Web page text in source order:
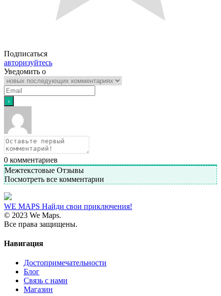
Подписаться
авторизуйтесь
Уведомить о
0 комментариев
Межтекстовые Отзывы
Посмотреть все комментарии
WE MAPS Найди свои приключения!
© 2023 We Maps.
Все права защищены.
Навигация
Достопримечательности
Блог
Связь с нами
Магазин